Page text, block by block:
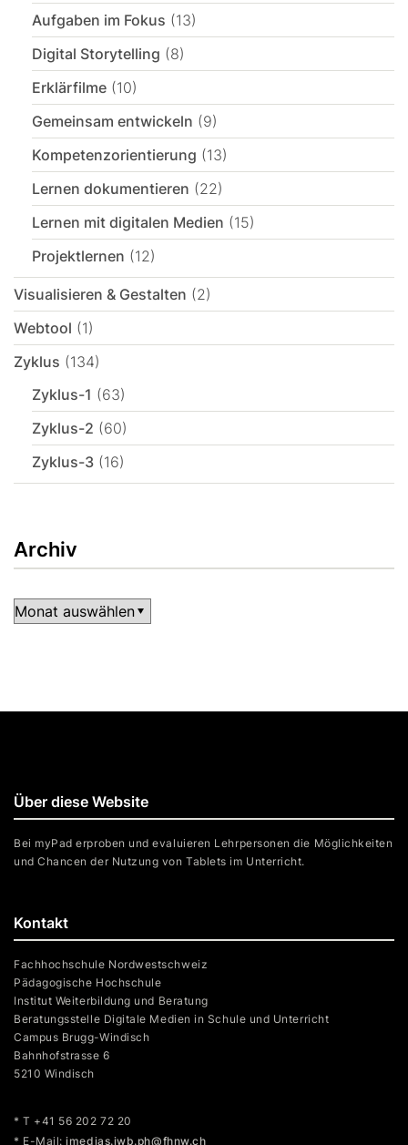
Aufgaben im Fokus (13)
Digital Storytelling (8)
Erklärfilme (10)
Gemeinsam entwickeln (9)
Kompetenzorientierung (13)
Lernen dokumentieren (22)
Lernen mit digitalen Medien (15)
Projektlernen (12)
Visualisieren & Gestalten (2)
Webtool (1)
Zyklus (134)
Zyklus-1 (63)
Zyklus-2 (60)
Zyklus-3 (16)
Archiv
Archiv
Kontakt
Fachhochschule Nordwestschweiz
Pädagogische Hochschule
Institut Weiterbildung und Beratung
Beratungsstelle Digitale Medien in Schule und Unterricht
Campus Brugg-Windisch
Bahnhofstrasse 6
5210 Windisch
* T +41 56 202 72 20
* E-Mail:imedias.iwb.ph@fhnw.ch
Über diese Website
Bei myPad erproben und evaluieren Lehrpersonen die Möglichkeiten
und Chancen der Nutzung von Tablets im Unterricht.